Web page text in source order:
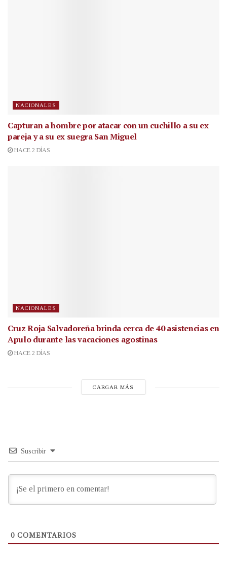
NACIONALES
Capturan a hombre por atacar con un cuchillo a su ex
pareja y a su ex suegra San Miguel
HACE 2 DÍAS
NACIONALES
Cruz Roja Salvadoreña brinda cerca de 40 asistencias en
Apulo durante las vacaciones agostinas
HACE 2 DÍAS
CARGAR MÁS
Suscribir
0 COMENTARIOS